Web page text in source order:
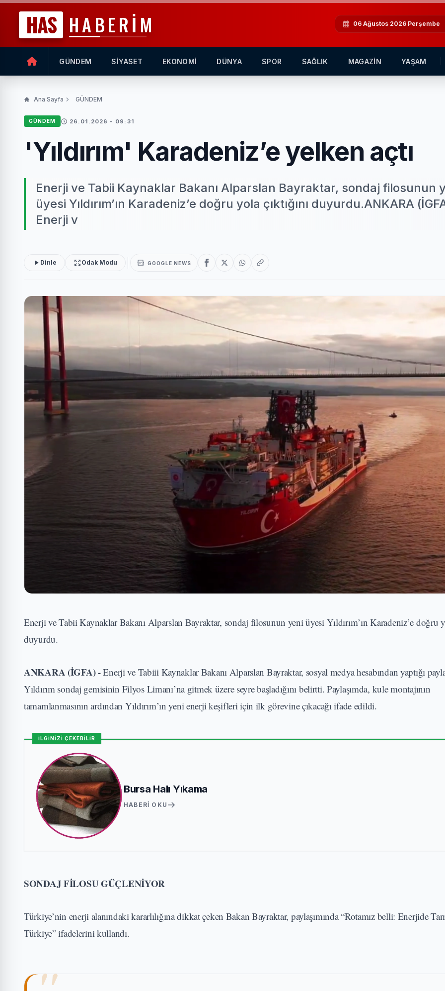
HAS HABERİM 06 Ağustos 2026 Perşembe
GÜNDEM SİYASET EKONOMİ DÜNYA SPOR SAĞLIK MAGAZİN YAŞAM
Ana Sayfa GÜNDEM
GÜNDEM 26.01.2026 - 09:31
'Yıldırım' Karadeniz’e yelken açtı
Enerji ve Tabii Kaynaklar Bakanı Alparslan Bayraktar, sondaj filosunun
üyesi Yıldırım’ın Karadeniz’e doğru yola çıktığını duyurdu.ANKARA
Enerji v
Dinle Odak Modu GOOGLE NEWS
Enerji ve Tabii Kaynaklar Bakanı Alparslan Bayraktar, sondaj filosunun yeni üyesi Yıldırım’ın Karadeniz’e doğru
duyurdu.
ANKARA (İGFA) -Enerji ve Tabiii Kaynaklar Bakanı Alparslan Bayraktar, sosyal medya hesabından yaptığı
Yıldırım sondaj gemisinin Filyos Limanı’na gitmek üzere seyre başladığını belirtti. Paylaşımda, kule montajının
tamamlanmasının ardından Yıldırım’ın yeni enerji keşifleri için ilk görevine çıkacağı ifade edildi.
İLGİNİZİ ÇEKEBİLİR
Bursa Halı Yıkama
HABERI OKU
SONDAJ FİLOSU GÜÇLENİYOR
Türkiye’nin enerji alanındaki kararlılığına dikkat çeken Bakan Bayraktar, paylaşımında “Rotamız belli: Enerjide
Türkiye” ifadelerini kullandı.